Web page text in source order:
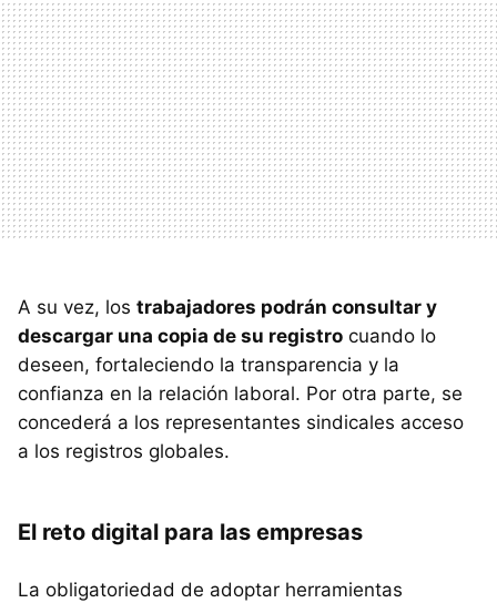
A su vez, los trabajadores podrán consultar y
descargar una copia de su registro cuando lo
deseen, fortaleciendo la transparencia y la
confianza en la relación laboral. Por otra parte, se
concederá a los representantes sindicales acceso
a los registros globales.
El reto digital para las empresas
La obligatoriedad de adoptar herramientas